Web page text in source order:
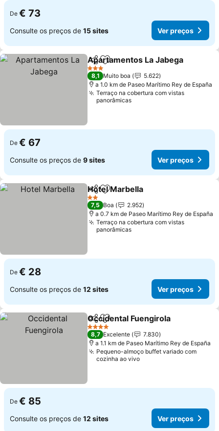
De € 73
Consulte os preços de 15 sites Ver preços
PartilharAdicionar aos favoritos
Apartamentos La Jabega
3 Estrelas
8,1 Muito boa
5.622
a 1.0 km de Paseo Marítimo Rey de España
Terraço na cobertura com vistas
panorâmicas
De € 67
Consulte os preços de 9 sites Ver preços
PartilharAdicionar aos favoritos
Hotel Marbella
2 Estrelas
7,5 Boa
2.952
a 0.7 km de Paseo Marítimo Rey de España
Terraço na cobertura com vistas
panorâmicas
De € 28
Consulte os preços de 12 sites Ver preços
PartilharAdicionar aos favoritos
Occidental Fuengirola
4 Estrelas
8,7 Excelente
7.830
a 1.1 km de Paseo Marítimo Rey de España
Pequeno-almoço buffet variado com
cozinha ao vivo
De € 85
Consulte os preços de 12 sites Ver preços